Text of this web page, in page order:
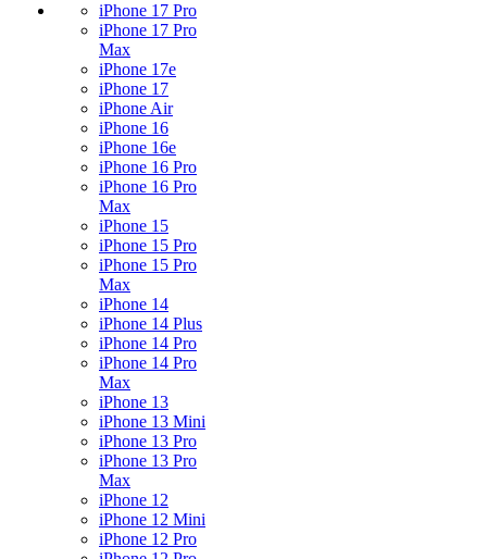
iPhone 17 Pro
iPhone 17 Pro
Max
iPhone 17e
iPhone 17
iPhone Air
iPhone 16
iPhone 16e
iPhone 16 Pro
iPhone 16 Pro
Max
iPhone 15
iPhone 15 Pro
iPhone 15 Pro
Max
iPhone 14
iPhone 14 Plus
iPhone 14 Pro
iPhone 14 Pro
Max
iPhone 13
iPhone 13 Mini
iPhone 13 Pro
iPhone 13 Pro
Max
iPhone 12
iPhone 12 Mini
iPhone 12 Pro